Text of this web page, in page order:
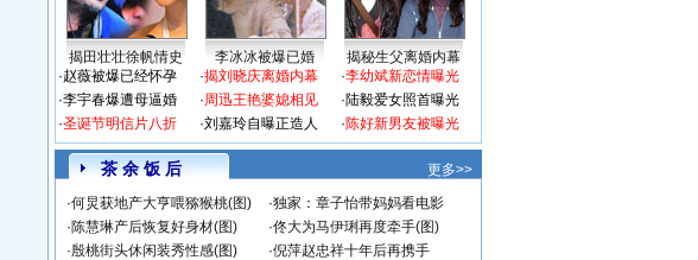
揭田壮壮徐帆情史 李冰冰被爆已婚
揭秘生父离婚内幕
·赵薇被爆已经怀孕
·李宇春爆遭母逼婚
·圣诞节明信片八折
·揭刘晓庆离婚内幕
·周迅王艳婆媳相见
·刘嘉玲自曝正造人
·李幼斌新恋情曝光
·陆毅爱女照首曝光
·陈好新男友被曝光
茶 余 饭 后
更多>>
·何炅获地产大亨喂猕猴桃(图) ·独家：章子怡带妈妈看电影
·陈慧琳产后恢复好身材(图) ·佟大为马伊琍再度牵手(图)
·殷桃街头休闲装秀性感(图) ·倪萍赵忠祥十年后再携手